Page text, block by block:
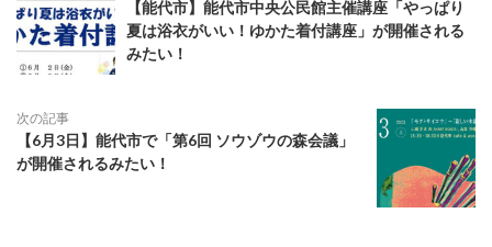
【能代市】能代市中央公民館主催講座「やっぱり
夏は浴衣がいい！ゆかた着付講座」が開催される
みたい！
次の記事
【6月3日】能代市で「第6回 ソウゾウの森会議」
が開催されるみたい！